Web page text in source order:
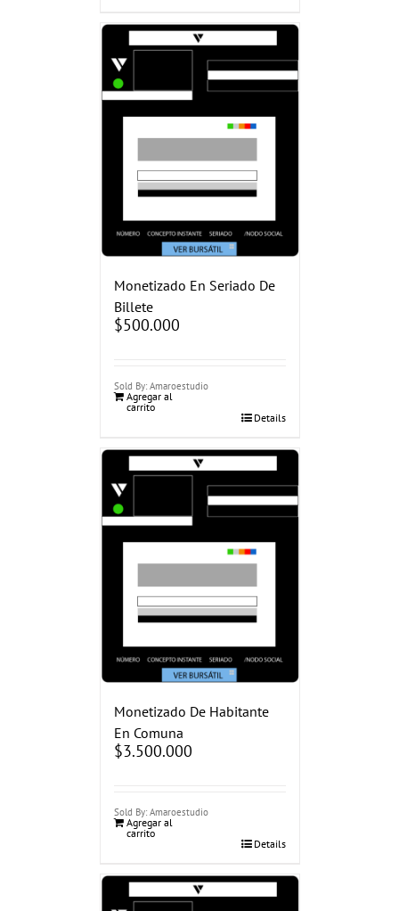
Monetizado En Seriado De
Billete
$500.000
Sold By: Amaroestudio
Agregar al
carrito
Details
Monetizado De Habitante
En Comuna
$3.500.000
Sold By: Amaroestudio
Agregar al
carrito
Details